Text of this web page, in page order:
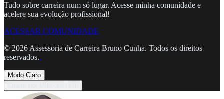
Tudo sobre carreira num só lugar. Acesse minha comunidade e
acelere sua evolução profissional!
ACESSAR COMUNIDADE
© 2026 Assessoria de Carreira Bruno Cunha. Todos os direitos
reservados..
Modo Claro